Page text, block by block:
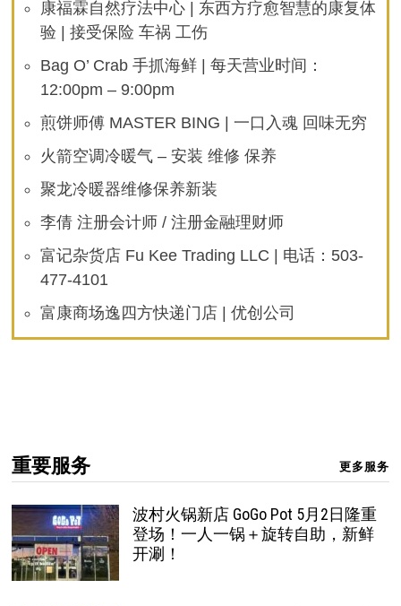
康福霖自然疗法中心 | 东西方疗愈智慧的康复体
验 | 接受保险 车祸 工伤
Bag O’ Crab 手抓海鲜 | 每天营业时间：
12:00pm – 9:00pm
煎饼师傅 MASTER BING | 一口入魂 回味无穷
火箭空调冷暖气 – 安装 维修 保养
聚龙冷暖器维修保养新装
李倩 注册会计师 / 注册金融理财师
富记杂货店 Fu Kee Trading LLC | 电话：503-
477-4101
富康商场逸四方快递门店 | 优创公司
重要服务 更多服务
波村火锅新店 GoGo Pot 5月2日隆重
登场！一人一锅＋旋转自助，新鲜
开涮！